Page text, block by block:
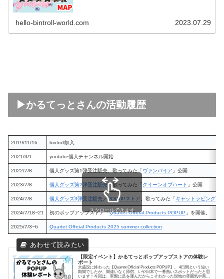
hello-bintroll-world.com 2023.07.29
▶かるてっとさんの活動履歴
2019/11/16 bintroll加入
2021/3/1 youtube個人チャンネル開始
2022/7/8 個人グッズ第1弾受注販売、歌ってみた「ヴァンパイア 」公開
2023/7/8 個人グッズ第2弾受注販売、歌ってみた「 クイーンオブハート 」公開
2024/7/8 個人グッズ3弾受注販売 ／POPUPストア 、歌ってみた「キャットラビング
2024/7/18~21 初のポップアップストア「Quartet Official Products POPUP 」を開催。
2025/7/3~6 Quartet Official Products 2025 summer collection
スクロールできます
【限定イベント】かるてっとポップアップストアの体験レ
ポート
大盛況に終わった【Quartet Official Products POPUP】。 4日間という短い
期間でしたが、間違いなく原宿、いや日本で一番熱いスポットだったと思
います！今回は、実際に足を運んだからこそわかった現地の雰囲気や商